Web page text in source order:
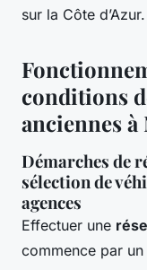
sur la Côte d’Azur.
conditions
anciennes à
Démarches de
sélection de
agences
Effectuer une
commence par